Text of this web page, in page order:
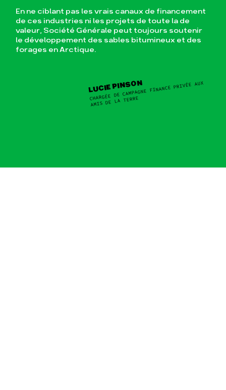
En ne ciblant pas les vrais canaux de financement
de ces industries ni les projets de toute la de
valeur, Société Générale peut toujours soutenir
le développement des sables bitumineux et des
forages en Arctique.
LUCIE PINSON
CHARGÉE DE CAMPAGNE FINANCE PRIVÉE AUX
AMIS DE LA TERRE